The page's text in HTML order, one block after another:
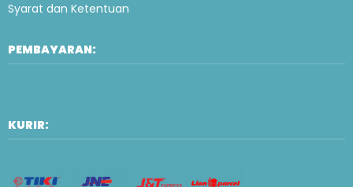
Syarat dan Ketentuan
PEMBAYARAN:
KURIR: